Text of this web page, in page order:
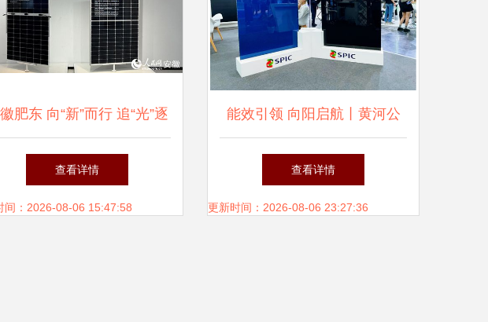
肥东 向“新”而行 追“光”逐
链蓄动力
查看详情
间：2026-08-06 15:47:58
能效引领 向阳启航丨黄河公
司TBC新品引燃Intersolar
Europe全球盛会
查看详情
更新时间：2026-08-06 23:27:36